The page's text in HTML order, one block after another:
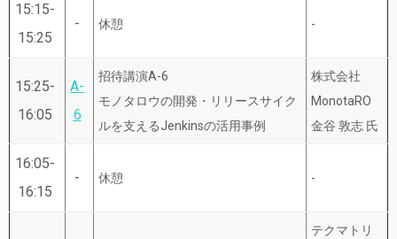
15:15-
15:25
- 休憩 -
15:25-
16:05
A-
6
招待講演A-6
モノタロウの開発・リリースサイク
ルを支えるJenkinsの活用事例
株式会社
MonotaRO
金谷 敦志 氏
16:05-
16:15
- 休憩 -
テクマトリ